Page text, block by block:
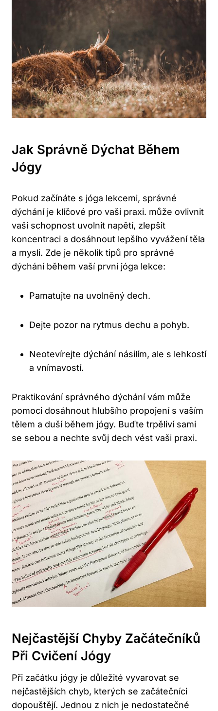
Jak Správně Dýchat Během
Jógy
Pokud začínáte s jóga lekcemi, správné
dýchání je klíčové pro vaši praxi. může ovlivnit
vaši schopnost uvolnit napětí, zlepšit
koncentraci a dosáhnout lepšího vyvážení těla
a mysli. Zde je několik tipů pro správné
dýchání během vaší první jóga lekce:
Pamatujte na uvolněný dech.
Dejte pozor na rytmus dechu a pohyb.
Neotevírejte dýchání násilím, ale s lehkostí
a vnímavostí.
Praktikování správného dýchání vám může
pomoci dosáhnout hlubšího propojení s vaším
tělem a duší během jógy. Buďte trpěliví sami
se sebou a nechte svůj dech vést vaši praxi.
Nejčastější Chyby Začátečníků
Při Cvičení Jógy
Při začátku jógy je důležité vyvarovat se
nejčastějších chyb, kterých se začátečníci
dopouštějí. Jednou z nich je nedostatečné